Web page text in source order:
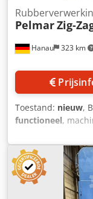
Hanau 323 km
PelmarZig-
Toestand: nieuw,
functioneel,
Nieuwe Zig-Zag
vacht in een
Chjdpfxeuz Twqs
bijgevoegd!